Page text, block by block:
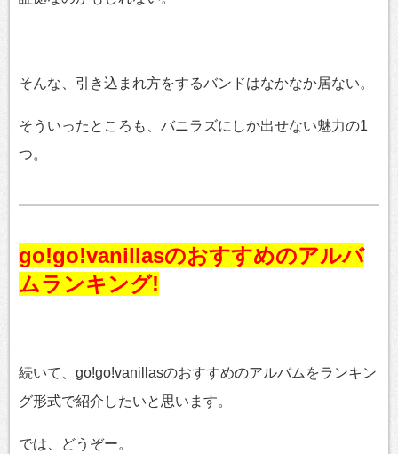
そんな、引き込まれ方をするバンドはなかなか居ない。
そういったところも、バニラズにしか出せない魅力の1
つ。
go!go!vanillasのおすすめのアルバ
ムランキング!
続いて、go!go!vanillasのおすすめのアルバムをランキン
グ形式で紹介したいと思います。
では、どうぞー。